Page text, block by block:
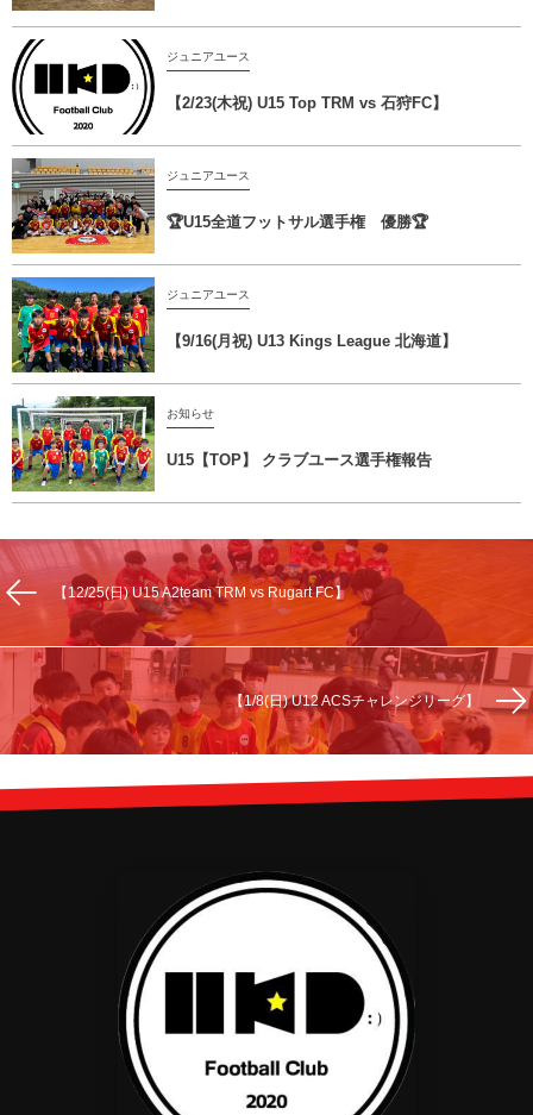
ジュニアユース
【2/23(木祝) U15 Top TRM vs 石狩FC】
ジュニアユース
🏆U15全道フットサル選手権 優勝🏆
ジュニアユース
【9/16(月祝) U13 Kings League 北海道】
お知らせ
U15【TOP】 クラブユース選手権報告
【12/25(日) U15 A2team TRM vs Rugart FC】
【1/8(日) U12 ACSチャレンジリーグ】